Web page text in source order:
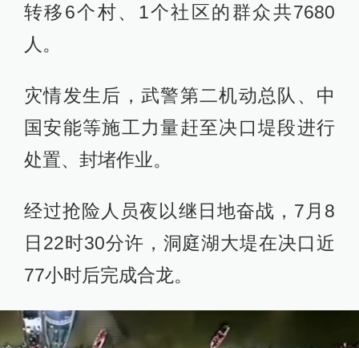
转移6个村、1个社区的群众共7680
人。
灾情发生后，武警第二机动总队、中
国安能等施工力量赶至决口堤段进行
处置、封堵作业。
经过抢险人员夜以继日地奋战，7月8
日22时30分许，洞庭湖大堤在决口近
77小时后完成合龙。